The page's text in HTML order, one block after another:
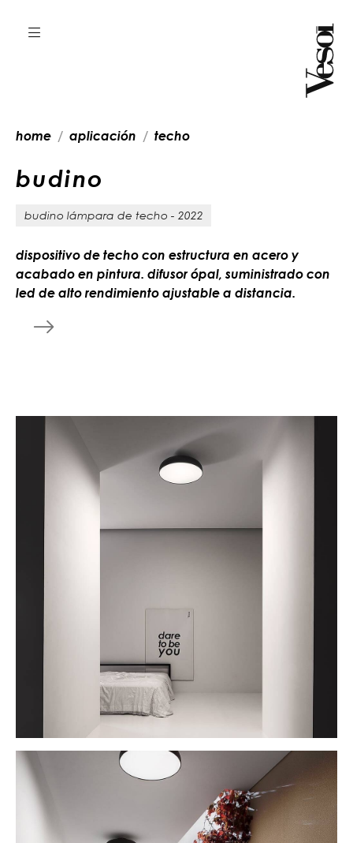
home aplicación techo
budino
budino lámpara de techo - 2022
dispositivo de techo con estructura en acero y
acabado en pintura. difusor ópal, suministrado con
led de alto rendimiento ajustable a distancia.